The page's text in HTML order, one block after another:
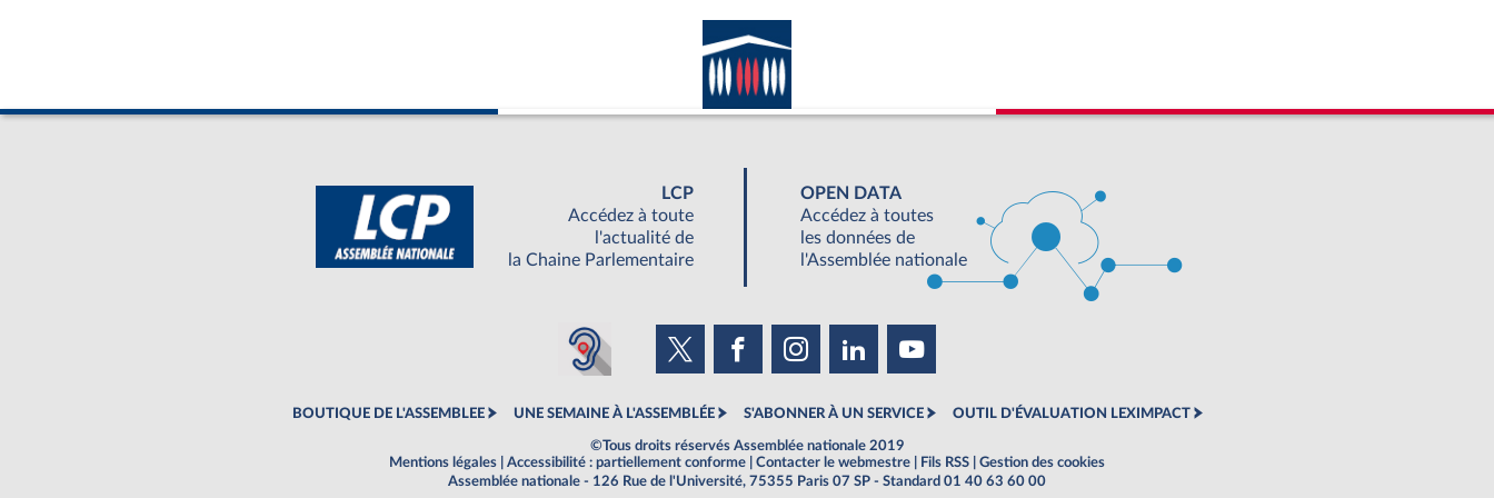
LCP
Accédez à toute
l'actualité de
la Chaine Parlementaire
OPEN DATA
Accédez à toutes
les données de
l'Assemblée nationale
BOUTIQUE DE L'ASSEMBLEE UNE SEMAINE À L'ASSEMBLÉE S'ABONNER À UN SERVICE OUTIL D'ÉVALUATION LEXIMPACT
©Tous droits réservés Assemblée nationale 2019
Mentions légales
Accessibilité : partiellement conforme Contacter le webmestre Fils RSS
Gestion des cookies
Assemblée nationale - 126 Rue de l'Université, 75355 Paris 07 SP - Standard 01 40 63 60 00